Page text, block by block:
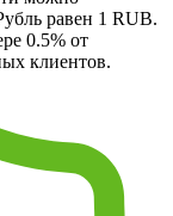
равен 1 RUB.
0.5% от
клиентов.